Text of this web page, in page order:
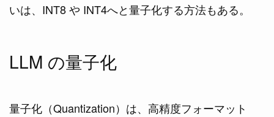
いは、INT8 や INT4へと量子化する方法もある。
LLM の量子化
量子化（Quantization）は、高精度フォーマット